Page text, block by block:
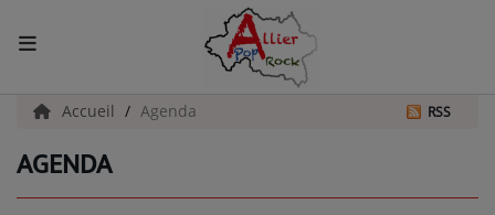
ACCUEIL
Actualités
Accueil Agenda RSS
AGENDA